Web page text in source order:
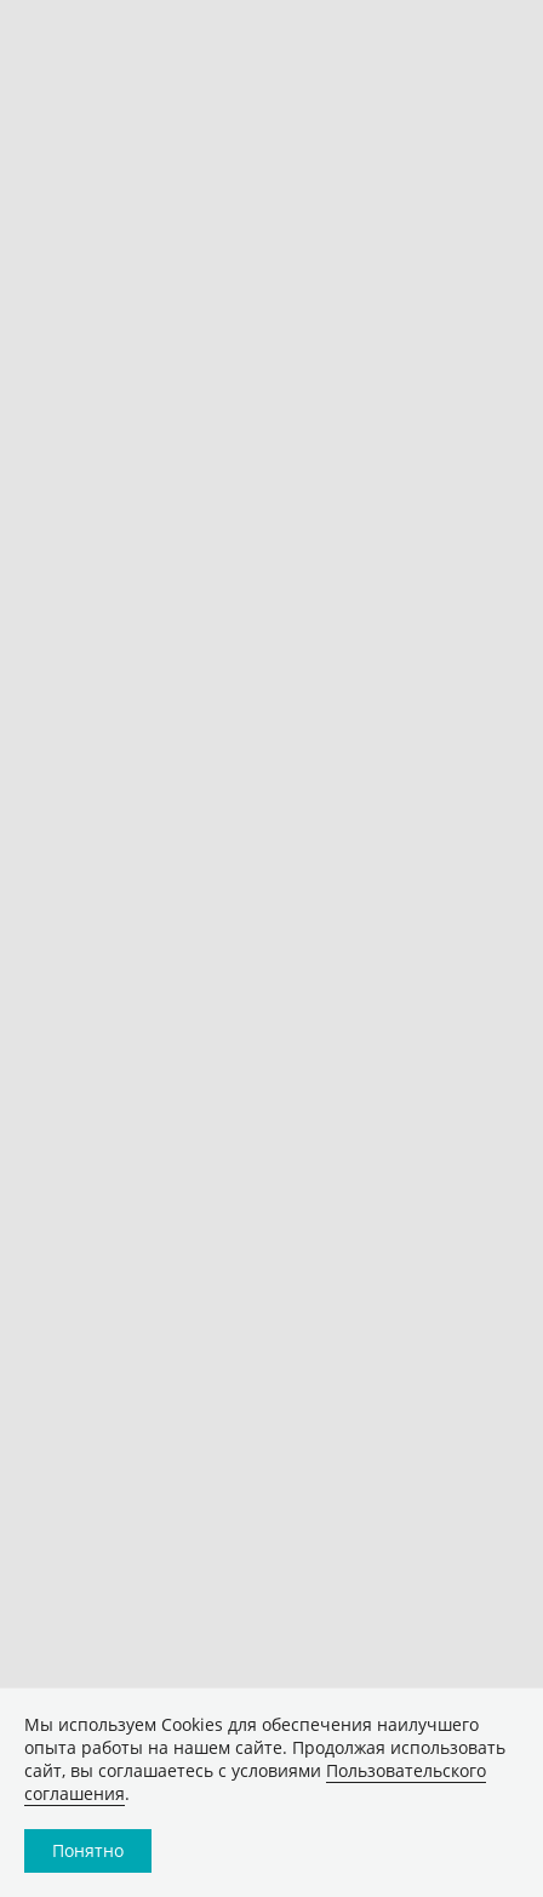
Мы используем Сookies для обеспечения наилучшего
опыта работы на нашем сайте. Продолжая использовать
сайт, вы соглашаетесь с условиями Пользовательского
соглашения.
Понятно